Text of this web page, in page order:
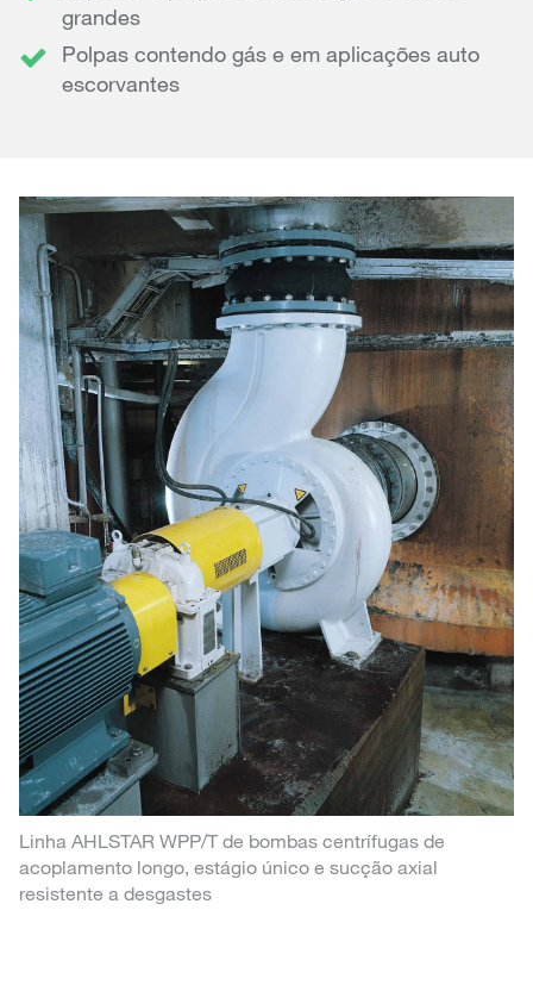
grandes
Polpas contendo gás e em aplicações auto
escorvantes
Linha AHLSTAR WPP/T de bombas centrífugas de
acoplamento longo, estágio único e sucção axial
resistente a desgastes